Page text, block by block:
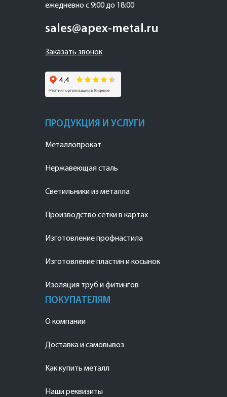
ежедневно с 9:00 до 18:00
sales@apex-metal.ru
Заказать звонок
ПРОДУКЦИЯ И УСЛУГИ
Металлопрокат
Нержавеющая сталь
Светильники из металла
Производство сетки в картах
Изготовление профнастила
Изготовление пластин и косынок
Изоляция труб и фитингов
ПОКУПАТЕЛЯМ
О компании
Доставка и самовывоз
Как купить металл
Наши реквизиты